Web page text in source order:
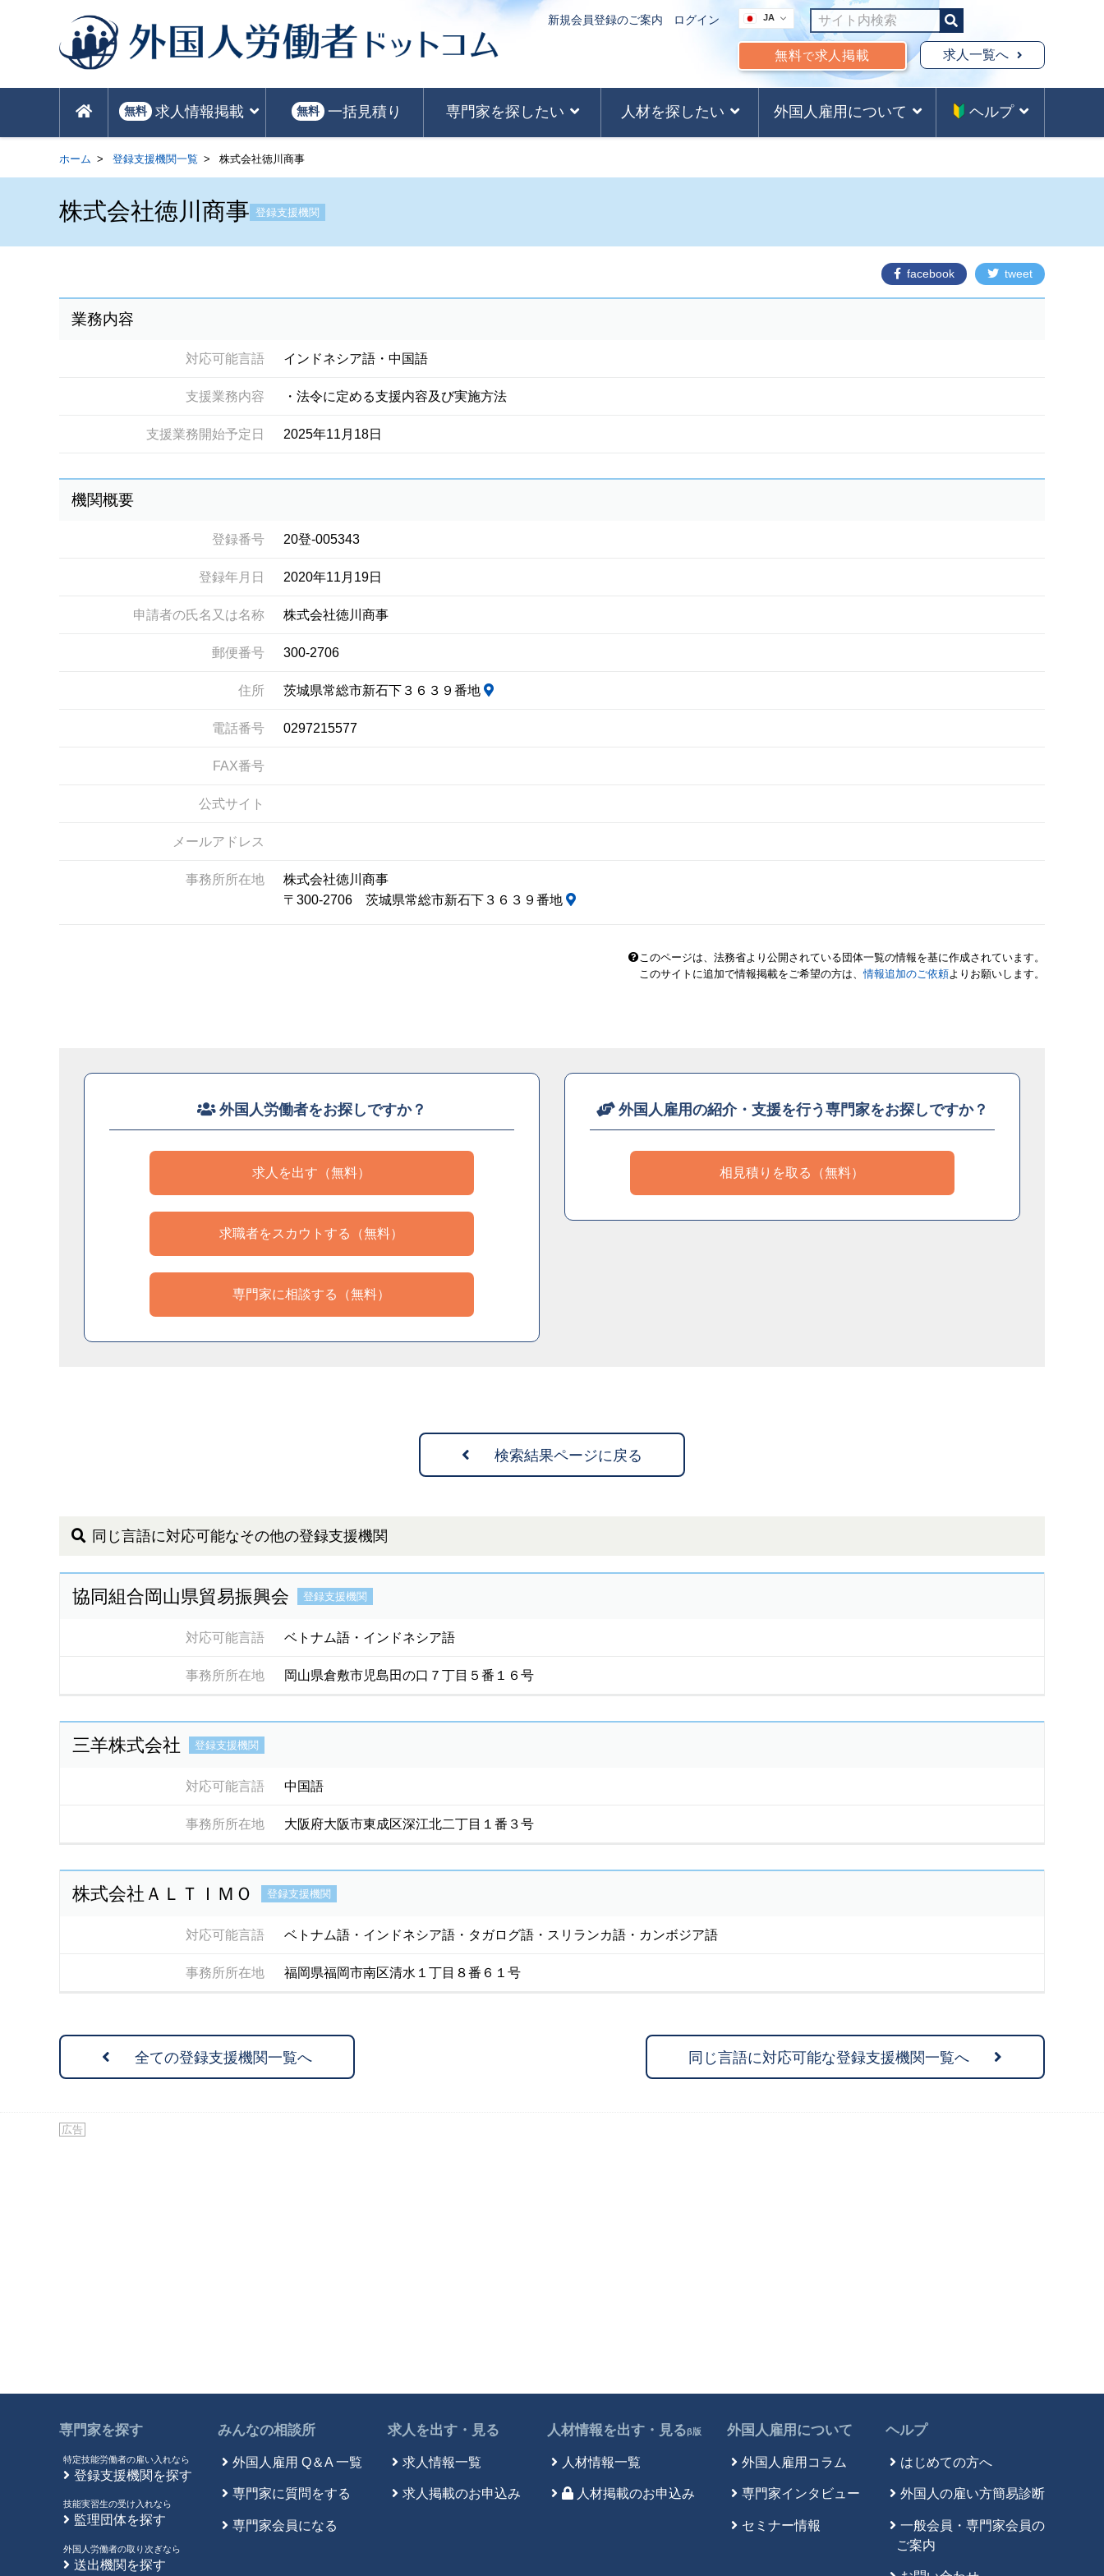
新規会員登録のご案内 ログイン JA
無料で求人掲載 求人一覧へ
無料 求人情報掲載 無料 一括見積り 専門家を探したい 人材を探したい 外国人雇用について ヘルプ
ホーム 登録支援機関一覧 株式会社徳川商事
株式会社徳川商事 登録支援機関
facebook tweet
業務内容
対応可能言語 インドネシア語・中国語
支援業務内容 ・法令に定める支援内容及び実施方法
支援業務開始予定日 2025年11月18日
機関概要
登録番号 20登-005343
登録年月日 2020年11月19日
申請者の氏名又は名称 株式会社徳川商事
郵便番号 300-2706
住所 茨城県常総市新石下３６３９番地
電話番号 0297215577
FAX番号
公式サイト
メールアドレス
事務所所在地
株式会社徳川商事
〒300-2706 茨城県常総市新石下３６３９番地
このページは、法務省より公開されている団体一覧の情報を基に作成されています。
このサイトに追加で情報掲載をご希望の方は、情報追加のご依頼よりお願いします。
外国人労働者をお探しですか？
求人を出す（無料）
求職者をスカウトする（無料）
専門家に相談する（無料）
外国人雇用の紹介・支援を行う専門家をお探しですか？
相見積りを取る（無料）
検索結果ページに戻る
同じ言語に対応可能なその他の登録支援機関
協同組合岡山県貿易振興会 登録支援機関
対応可能言語 ベトナム語・インドネシア語
事務所所在地 岡山県倉敷市児島田の口７丁目５番１６号
三羊株式会社 登録支援機関
対応可能言語 中国語
事務所所在地 大阪府大阪市東成区深江北二丁目１番３号
株式会社ＡＬＴＩＭＯ 登録支援機関
対応可能言語 ベトナム語・インドネシア語・タガログ語・スリランカ語・カンボジア語
事務所所在地 福岡県福岡市南区清水１丁目８番６１号
全ての登録支援機関一覧へ 同じ言語に対応可能な登録支援機関一覧へ
広告
専門家を探す
特定技能労働者の雇い入れなら
登録支援機関を探す
技能実習生の受け入れなら
監理団体を探す
外国人労働者の取り次ぎなら
送出機関を探す
みんなの相談所
外国人雇用 Q＆A 一覧
専門家に質問をする
専門家会員になる
求人を出す・見る
求人情報一覧
求人掲載のお申込み
人材情報を出す・見るβ版
人材情報一覧
人材掲載のお申込み
外国人雇用について
外国人雇用コラム
専門家インタビュー
セミナー情報
ヘルプ
はじめての方へ
外国人の雇い方簡易診断
一般会員・専門家会員の
ご案内